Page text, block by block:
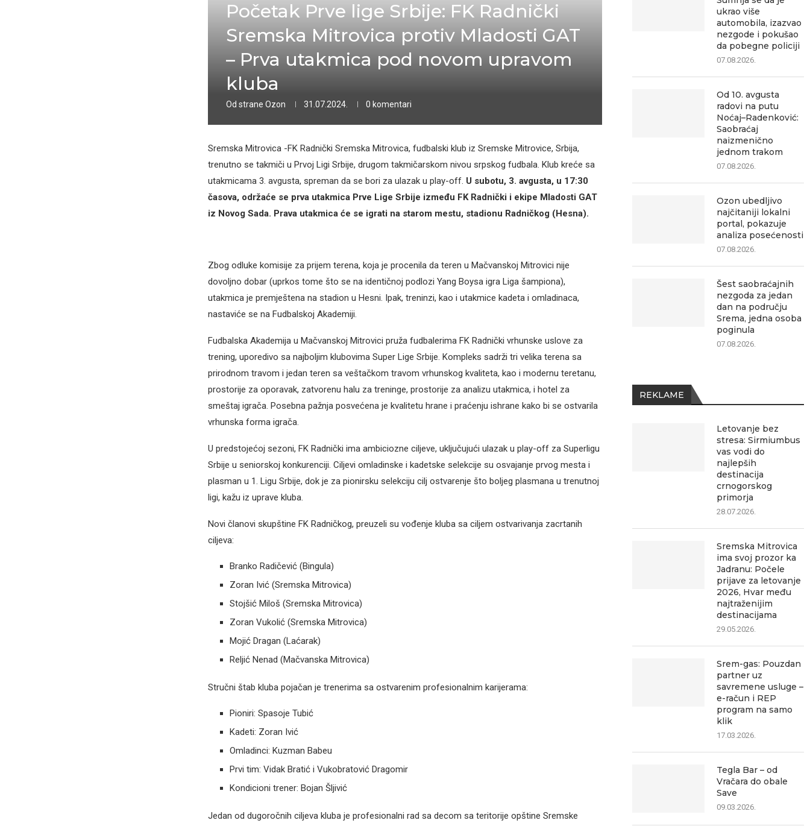
Početak Prve lige Srbije: FK Radnički
Sremska Mitrovica protiv Mladosti GAT
– Prva utakmica pod novom upravom
kluba
Od strane Ozon 31.07.2024. 0 komentari
Sremska Mitrovica -FK Radnički Sremska Mitrovica, fudbalski klub iz Sremske Mitrovice, Srbija,
trenutno se takmiči u Prvoj Ligi Srbije, drugom takmičarskom nivou srpskog fudbala. Klub kreće sa
utakmicama 3. avgusta, spreman da se bori za ulazak u play-off. U subotu, 3. avgusta, u 17:30
časova, održaće se prva utakmica Prve Lige Srbije između FK Radnički i ekipe Mladosti GAT
iz Novog Sada. Prava utakmica će se igrati na starom mestu, stadionu Radničkog (Hesna).
Zbog odluke komisije za prijem terena, koja je procenila da teren u Mačvanskoj Mitrovici nije
dovoljno dobar (uprkos tome što se na identičnoj podlozi Yang Boysa igra Liga šampiona),
utakmica je premještena na stadion u Hesni. Ipak, treninzi, kao i utakmice kadeta i omladinaca,
nastaviće se na Fudbalskoj Akademiji.
Fudbalska Akademija u Mačvanskoj Mitrovici pruža fudbalerima FK Radnički vrhunske uslove za
trening, uporedivo sa najboljim klubovima Super Lige Srbije. Kompleks sadrži tri velika terena sa
prirodnom travom i jedan teren sa veštačkom travom vrhunskog kvaliteta, kao i modernu teretanu,
prostorije za oporavak, zatvorenu halu za treninge, prostorije za analizu utakmica, i hotel za
smeštaj igrača. Posebna pažnja posvećena je kvalitetu hrane i praćenju ishrane kako bi se ostvarila
vrhunska forma igrača.
U predstojećoj sezoni, FK Radnički ima ambiciozne ciljeve, uključujući ulazak u play-off za Superligu
Srbije u seniorskoj konkurenciji. Ciljevi omladinske i kadetske selekcije su osvajanje prvog mesta i
plasman u 1. Ligu Srbije, dok je za pionirsku selekciju cilj ostvarenje što boljeg plasmana u trenutnoj
ligi, kažu iz uprave kluba.
Novi članovi skupštine FK Radničkog, preuzeli su vođenje kluba sa ciljem ostvarivanja zacrtanih
ciljeva:
Branko Radičević (Bingula)
Zoran Ivić (Sremska Mitrovica)
Stojšić Miloš (Sremska Mitrovica)
Zoran Vukolić (Sremska Mitrovica)
Mojić Dragan (Laćarak)
Reljić Nenad (Mačvanska Mitrovica)
Stručni štab kluba pojačan je trenerima sa ostvarenim profesionalnim karijerama:
Pioniri: Spasoje Tubić
Kadeti: Zoran Ivić
Omladinci: Kuzman Babeu
Prvi tim: Vidak Bratić i Vukobratović Dragomir
Kondicioni trener: Bojan Šljivić
Jedan od dugoročnih ciljeva kluba je profesionalni rad sa decom sa teritorije opštine Sremske
ukrao više
automobila, izazvao
nezgode i pokušao
da pobegne policiji
07.08.2026.
Od 10. avgusta
radovi na putu
Noćaj–Radenković:
Saobraćaj
naizmenično
jednom trakom
07.08.2026.
Ozon ubedljivo
najčitaniji lokalni
portal, pokazuje
analiza posećenosti
07.08.2026.
Šest saobraćajnih
nezgoda za jedan
dan na području
Srema, jedna osoba
poginula
07.08.2026.
REKLAME
Letovanje bez
stresa: Sirmiumbus
vas vodi do
najlepših
destinacija
crnogorskog
primorja
28.07.2026.
Sremska Mitrovica
ima svoj prozor ka
Jadranu: Počele
prijave za letovanje
2026, Hvar među
najtraženijim
destinacijama
29.05.2026.
Srem-gas: Pouzdan
partner uz
savremene usluge –
e-račun i REP
program na samo
klik
17.03.2026.
Tegla Bar – od
Vračara do obale
Save
09.03.2026.